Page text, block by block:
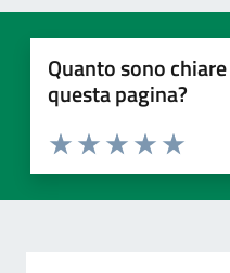
Quanto sono
questa pagina?
Valuta 5
Valuta 4
Valuta 3 stelle
Valuta 2 stelle su 5
Valuta 1 stelle su 5